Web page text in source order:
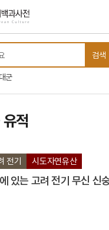
검색어를 입력하세
검색
인
전
군
살 입상
금동 미륵보살 반가 사유상
리교
적
전기 시도자연유산
있는 고려 전기 무신 신